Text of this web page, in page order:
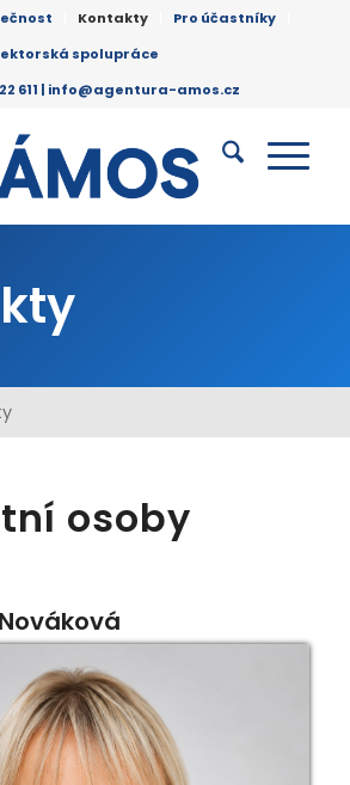
Kontakty
Pro účastníky
spolupráce
611 | info@agentura-amos.cz
osoby